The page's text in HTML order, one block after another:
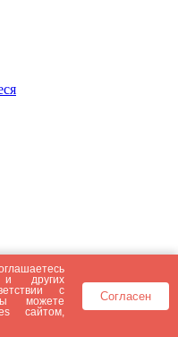
других
с
можете
сайтом,
Согласен